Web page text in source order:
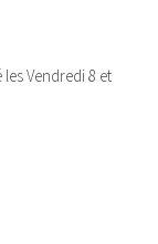
les Vendredi 8 et